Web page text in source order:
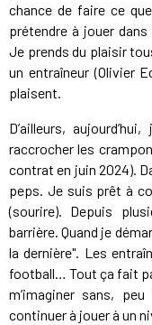
chance de faire ce
prétendre à jouer
Je prends du plaisir
un entraîneur (Olivier
plaisent.
D’ailleurs,
raccrocher les
contrat en juin 2024).
peps. Je suis prêt à
(sourire). Depuis
barrière. Quand je
la dernière". Les
football… Tout ça fait
m’imaginer sans,
continuer à jouer à un